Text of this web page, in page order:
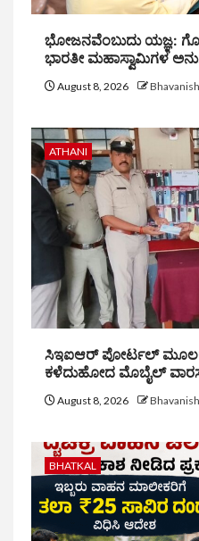
ಭೋಜನವೆಂಬುದು ಯಜ್ಞ:
ಭಾರತೀ ಮಹಾಸ್ವಾಮಿಗಳ
August 8, 2026
ATHANI
ಸಿಇಐಆರ್ ಪೋರ್ಟಲ್ ಮೂಲಕ
ಕಳೆದುಹೋದ ಮೊಬೈಲ್
August 8, 2026
BHATKAL